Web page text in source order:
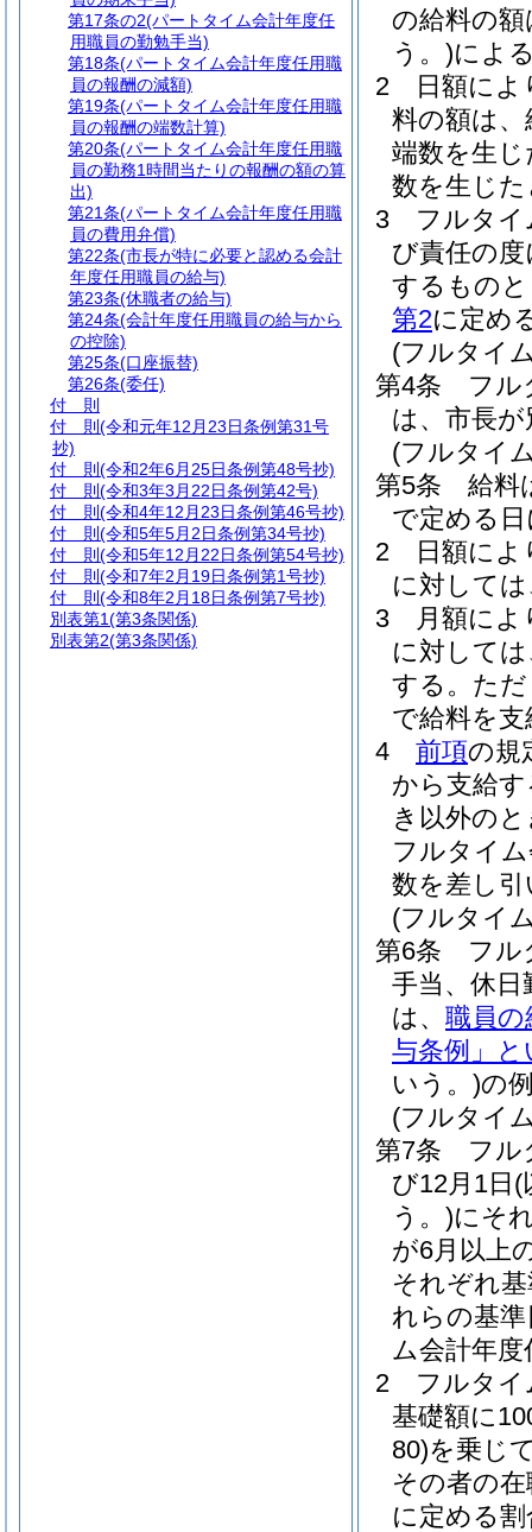
の給料の額
う。)によ
2
日額に
料の額は
端数を生
数を生じ
3
フルタイ
び責任の
するもの
第2に定め
(フルタイ
第4条
フル
は、市長
(フルタイ
第5条
給料
で定める
2
日額に
に対して
3
月額に
に対して
する。 た
で給料を
4
前項の規
から支給
き以外の
フルタイ
数を差し
(フルタイ
第6条
フル
手当、休日
は、 職員の
与条例」と
いう。)の
(フルタイ
第7条
フル
び12月1日 (
う。)にそ
が6月以上
それぞれ
れらの基
ム会計年
2
フルタイ
基礎額に
80)を乗じ
その者の
に定める
第17条の2(パートタイム会計年度任
用職員の勤勉手当)
第18条(パートタイム会計年度任用職
員の報酬の減額)
第19条(パートタイム会計年度任用職
員の報酬の端数計算)
第20条(パートタイム会計年度任用職
員の勤務1時間当たりの報酬の額の算
出)
第21条(パートタイム会計年度任用職
員の費用弁償)
第22条(市長が特に必要と認める会計
年度任用職員の給与)
第23条(休職者の給与)
第24条(会計年度任用職員の給与から
の控除)
第25条(口座振替)
第26条(委任)
付 則
付 則 (令和元年12月23日条例第31号
抄)
付 則 (令和2年6月25日条例第48号抄)
付 則 (令和3年3月22日条例第42号)
付 則 (令和4年12月23日条例第46号抄)
付 則 (令和5年5月2日条例第34号抄)
付 則 (令和5年12月22日条例第54号抄)
付 則 (令和7年2月19日条例第1号抄)
付 則 (令和8年2月18日条例第7号抄)
別表第1(第3条関係)
別表第2(第3条関係)